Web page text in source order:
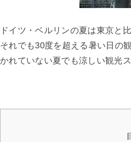
ドイツ・ベルリンの夏は東京と
それでも30度を超える暑い日の
かれていない夏でも涼しい観光